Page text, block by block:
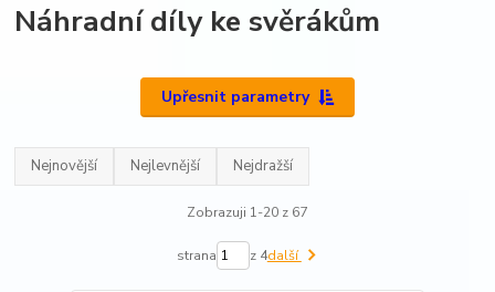
Náhradní díly ke svěrákům
Upřesnit parametry
Nejnovější Nejlevnější Nejdražší
Zobrazuji 1-20 z 67
strana z 4další